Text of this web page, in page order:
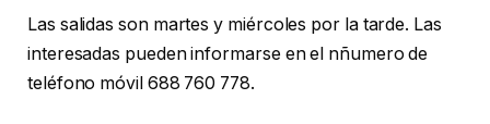
Las salidas son martes y miércoles por la tarde. Las
interesadas pueden informarse en el nñumero de
teléfono móvil 688 760 778.